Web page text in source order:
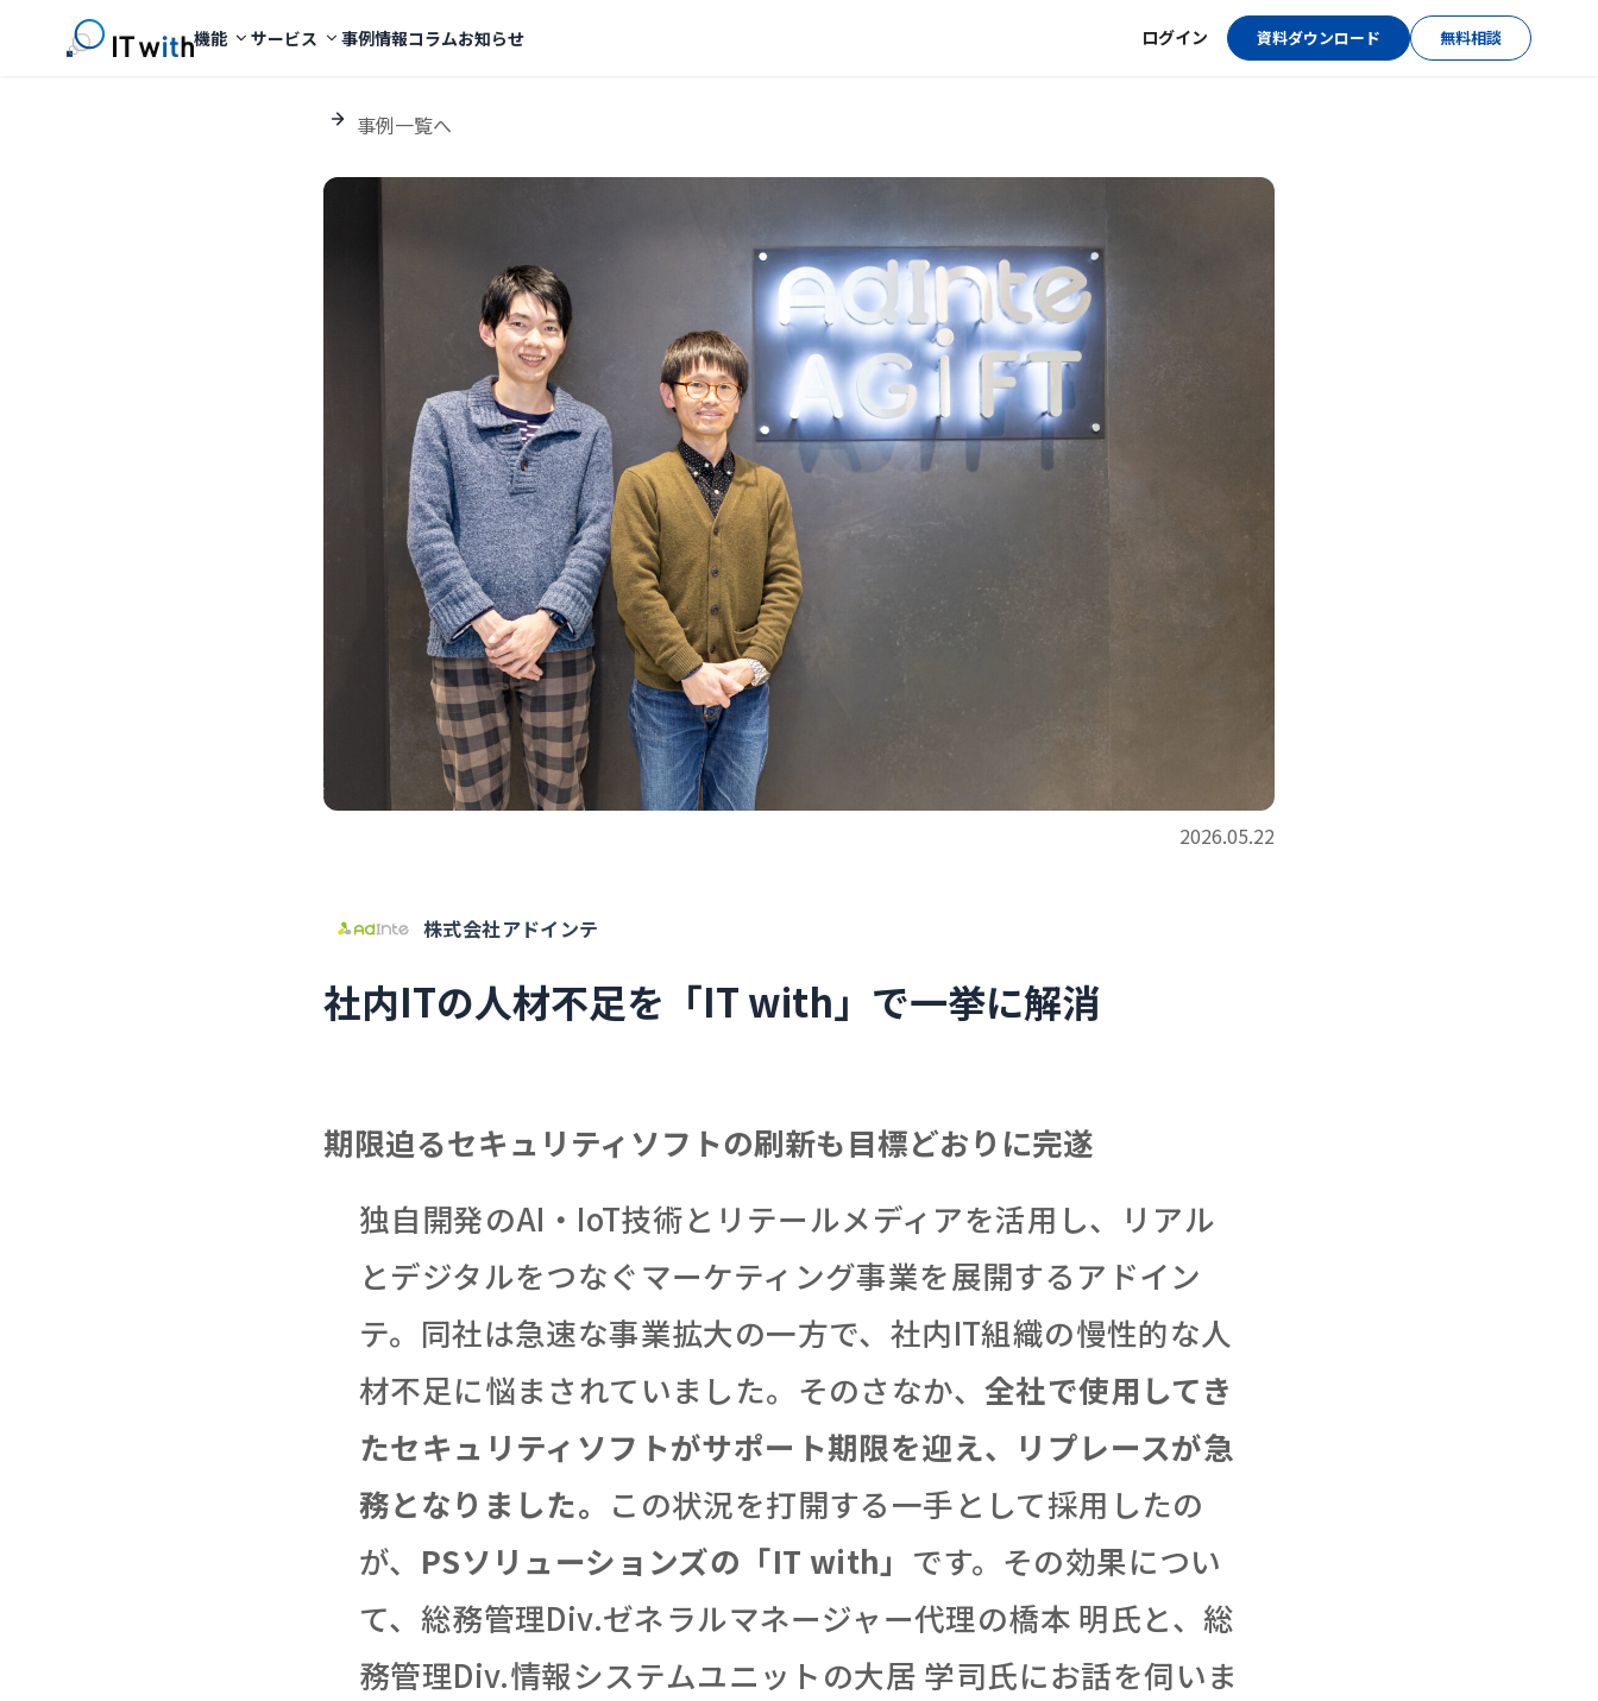
機能 サービス 事例情報コラムお知らせ ログイン 資料ダウンロード 無料相談
事例一覧へ
2026.05.22
株式会社アドインテ
社内ITの人材不足を「IT with」で一挙に解消
期限迫るセキュリティソフトの刷新も目標どおりに完遂
独自開発のAI・IoT技術とリテールメディアを活用し、リアル
とデジタルをつなぐマーケティング事業を展開するアドイン
テ。同社は急速な事業拡大の一方で、社内IT組織の慢性的な人
材不足に悩まされていました。そのさなか、 全社で使用してき
たセキュリティソフトがサポート期限を迎え、リプレースが急
務となりました。 この状況を打開する一手として採用したの
が、 PSソリューションズの「IT with」 です。その効果につい
て、総務管理Div.ゼネラルマネージャー代理の橋本 明氏と、総
務管理Div.情報システムユニットの大居 学司氏にお話を伺いま